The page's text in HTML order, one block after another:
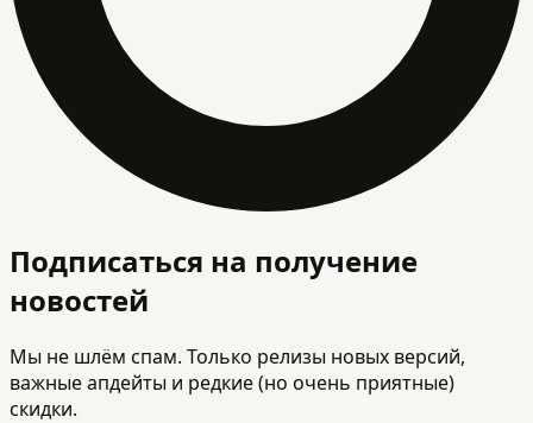
Подписаться на получение
новостей
Мы не шлём спам. Только релизы новых версий,
важные апдейты и редкие (но очень приятные)
скидки.